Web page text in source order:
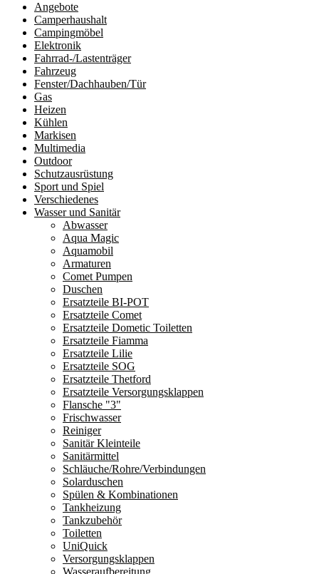
Angebote
Camperhaushalt
Campingmöbel
Elektronik
Fahrrad-/Lastenträger
Fahrzeug
Fenster/Dachhauben/Tür
Gas
Heizen
Kühlen
Markisen
Multimedia
Outdoor
Schutzausrüstung
Sport und Spiel
Verschiedenes
Wasser und Sanitär
Abwasser
Aqua Magic
Aquamobil
Armaturen
Comet Pumpen
Duschen
Ersatzteile BI-POT
Ersatzteile Comet
Ersatzteile Dometic Toiletten
Ersatzteile Fiamma
Ersatzteile Lilie
Ersatzteile SOG
Ersatzteile Thetford
Ersatzteile Versorgungsklappen
Flansche "3"
Frischwasser
Reiniger
Sanitär Kleinteile
Sanitärmittel
Schläuche/Rohre/Verbindungen
Solarduschen
Spülen & Kombinationen
Tankheizung
Tankzubehör
Toiletten
UniQuick
Versorgungsklappen